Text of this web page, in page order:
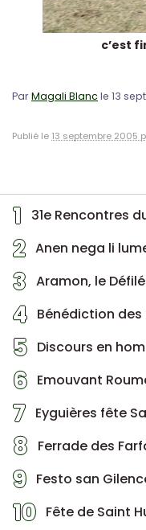
1 31e Rencontres
2 Anen nega li
3 Aramon, le
4 Bénédiction
5 Discours en
6 Emouvant
7 Eyguières fête
8 Ferrade des
9 Festo san
10 Fête de Saint
c’est
ParMagali Blanc le 13
Publié le 13 septembre 2005